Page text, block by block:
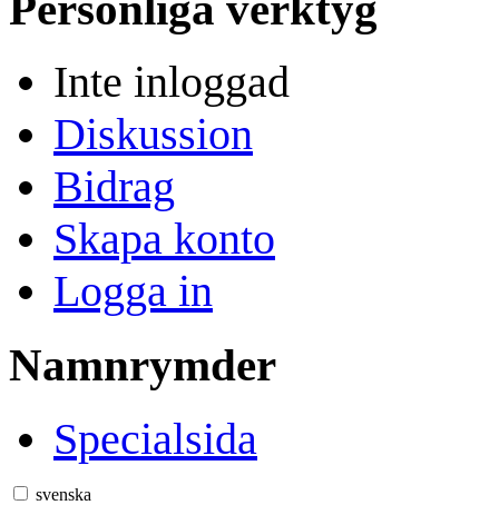
Inte inloggad
Diskussion
Bidrag
Skapa konto
Logga in
Namnrymder
Specialsida
svenska